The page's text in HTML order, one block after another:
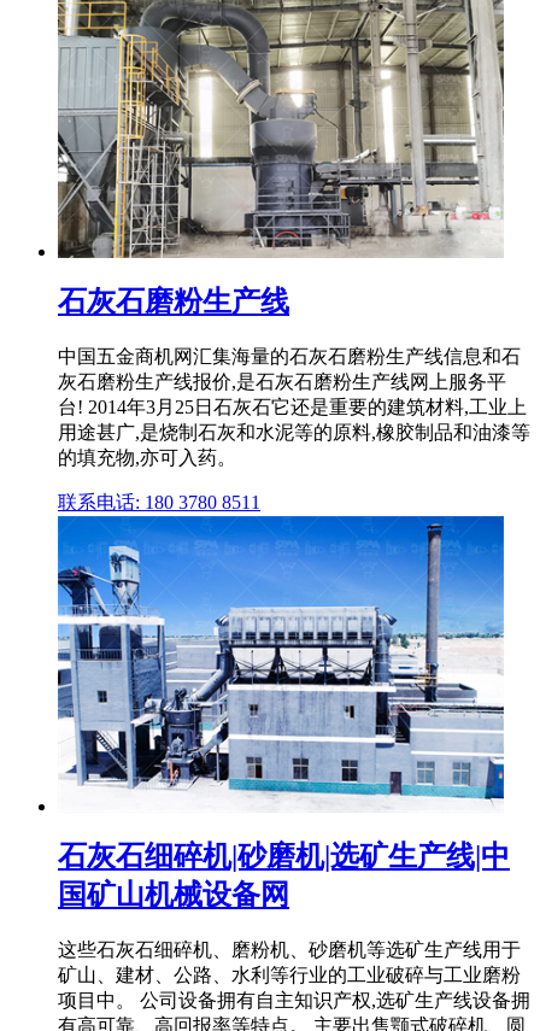
石灰石磨粉生产线
中国五金商机网汇集海量的石灰石磨粉生产线信息和石
灰石磨粉生产线报价,是石灰石磨粉生产线网上服务平
台! 2014年3月25日石灰石它还是重要的建筑材料,工业上
用途甚广,是烧制石灰和水泥等的原料,橡胶制品和油漆等
的填充物,亦可入药。
联系电话: 180 3780 8511
石灰石细碎机|砂磨机|选矿生产线|中
国矿山机械设备网
这些石灰石细碎机、磨粉机、砂磨机等选矿生产线用于
矿山、建材、公路、水利等行业的工业破碎与工业磨粉
项目中。 公司设备拥有自主知识产权,选矿生产线设备拥
有高可靠、高回报率等特点。 主要出售颚式破碎机、圆